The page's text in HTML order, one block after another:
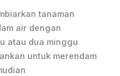
tanaman
air dengan
atau dua minggu
untuk merendam